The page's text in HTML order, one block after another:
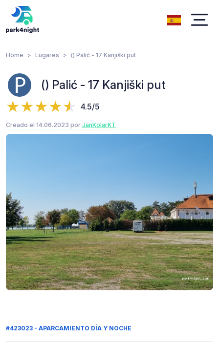
Home Lugares () Palić - 17 Kanjiški put
() Palić - 17 Kanjiški put
4.5/5
Creado el 14.06.2023 por JanKolarKT
#423023 - APARCAMIENTO DÍA Y NOCHE